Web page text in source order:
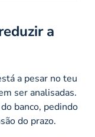
a
a pesar no teu
ser analisadas.
banco, pedindo
do prazo.